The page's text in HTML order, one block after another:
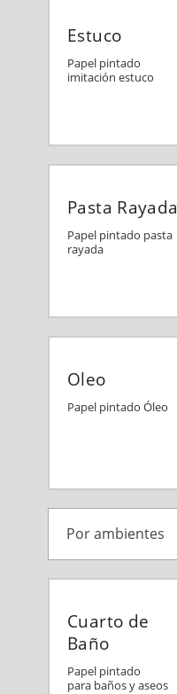
Estuco
Papel pintado
imitación estuco
Pasta Rayada
Papel pintado pasta
rayada
Oleo
Papel pintado Óleo
Por ambientes
Cuarto de
Baño
Papel pintado
para baños y aseos